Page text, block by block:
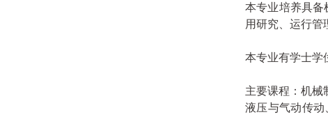
本专业培养具备
用研究、运行管
本专业有学士学
主要课程：机械
液压与气动传动